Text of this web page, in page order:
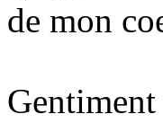
de mon